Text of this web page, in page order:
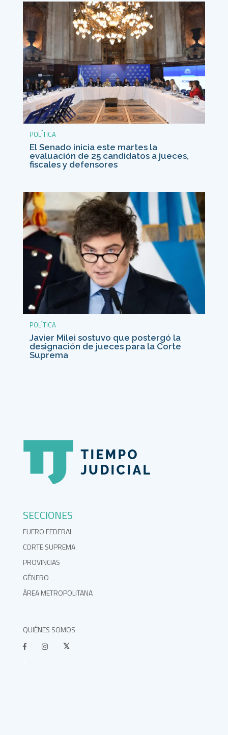
POLÍTICA
El Senado inicia este martes la
evaluación de 25 candidatos a jueces,
fiscales y defensores
POLÍTICA
Javier Milei sostuvo que postergó la
designación de jueces para la Corte
Suprema
SECCIONES
FUERO FEDERAL
CORTE SUPREMA
PROVINCIAS
GÉNERO
ÁREA METROPOLITANA
QUIÉNES SOMOS